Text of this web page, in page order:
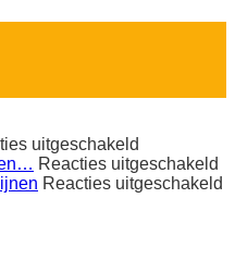
uitgeschakeld
Vrijwilligers
gezocht
Reacties uitgeschakeld
Reacties uitgeschakeld